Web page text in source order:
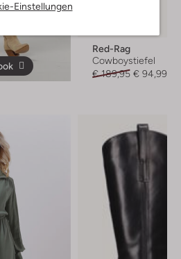
Einstellungen
Red-Rag
Cowboystiefel
€ 189,95 € 94,99